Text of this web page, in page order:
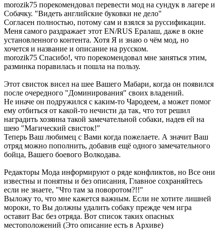
morozik75 порекомендовал перевести мод на сундук в лагере и
Собачку. "Видеть английские буковки не дело"
Согласен полностью, потому сам и взялся за руссификации.
Меня самого раздражает этот EN/RUS Ералаш, даже в окне
установленного контента. Хотя Я и знаю о чём мод, но
хочется и название и описание на русском.
morozik75 Спасибо!, что порекомендовал мне заняться этим,
разминка поравилась и пошла на пользу.
Этот свисток висел на шее Вашего Мабари, когда он появился
после очередного "Доминирования" своих владений.
Не иначе он подружился с каким-то Чародеем, а может помог
ему отбиться от какой-то нечисти да так, что тот решил
наградить хозяина такой замечательной собаки, надев ей на
шею "Магический свисток!"
Теперь Ваш любимец с Вами когда пожелаете. А значит Ваш
отряд можно пополнить, добавив ещё одного замечательного
бойца, Вашего боевого Волкодава.
Редакторы Мода информируют о ряде конфликтов, но Все они
известны и понятны и без описания, Главное сохраняйтесь
если не знаете, "Что там за поворотом?!!"
Выложу то, что мне кажется важным. Если не хотите лишней
мороки, то Вы должны удалить собаку прежде чем игра
оставит Вас без отряда. Вот список таких опасных
местоположений (Это описание есть в Архиве)